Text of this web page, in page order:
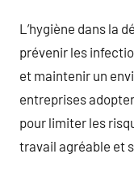
L’hygiène dans la
prévenir les
et maintenir un
entreprises
pour limiter les
travail agréable et